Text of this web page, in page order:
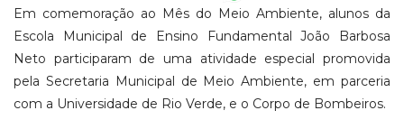
Em comemoração ao Mês do Meio Ambiente, alunos da
Escola Municipal de Ensino Fundamental João Barbosa
Neto participaram de uma atividade especial promovida
pela Secretaria Municipal de Meio Ambiente, em parceria
com a Universidade de Rio Verde, e o Corpo de Bombeiros.